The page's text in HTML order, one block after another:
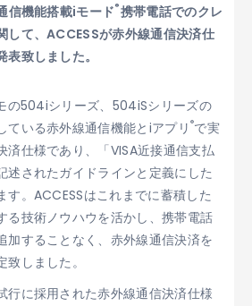
信機能搭載iモード®携帯電話でのクレ
して、ACCESSが赤外線通信決済仕
致しました。
の504iシリーズ、504iSシリーズの
ている赤外線通信機能とiアプリ ®で実
済仕様であり、「VISA近接通信支払
述されたガイドラインと定義にした
す。ACCESSはこれまでに蓄積した
る技術ノウハウを活かし、携帯電話
加することなく、赤外線通信決済を
しました。
行に採用された赤外線通信決済仕様